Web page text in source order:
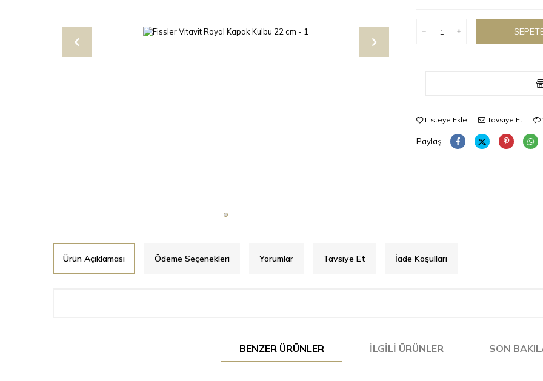
Listeye Ekle Tavsiye Et
Paylaş
Ürün Açıklaması Ödeme Seçenekleri Yorumlar Tavsiye Et İade Koşulları
BENZER ÜRÜNLER İLGILI ÜRÜNLER SON